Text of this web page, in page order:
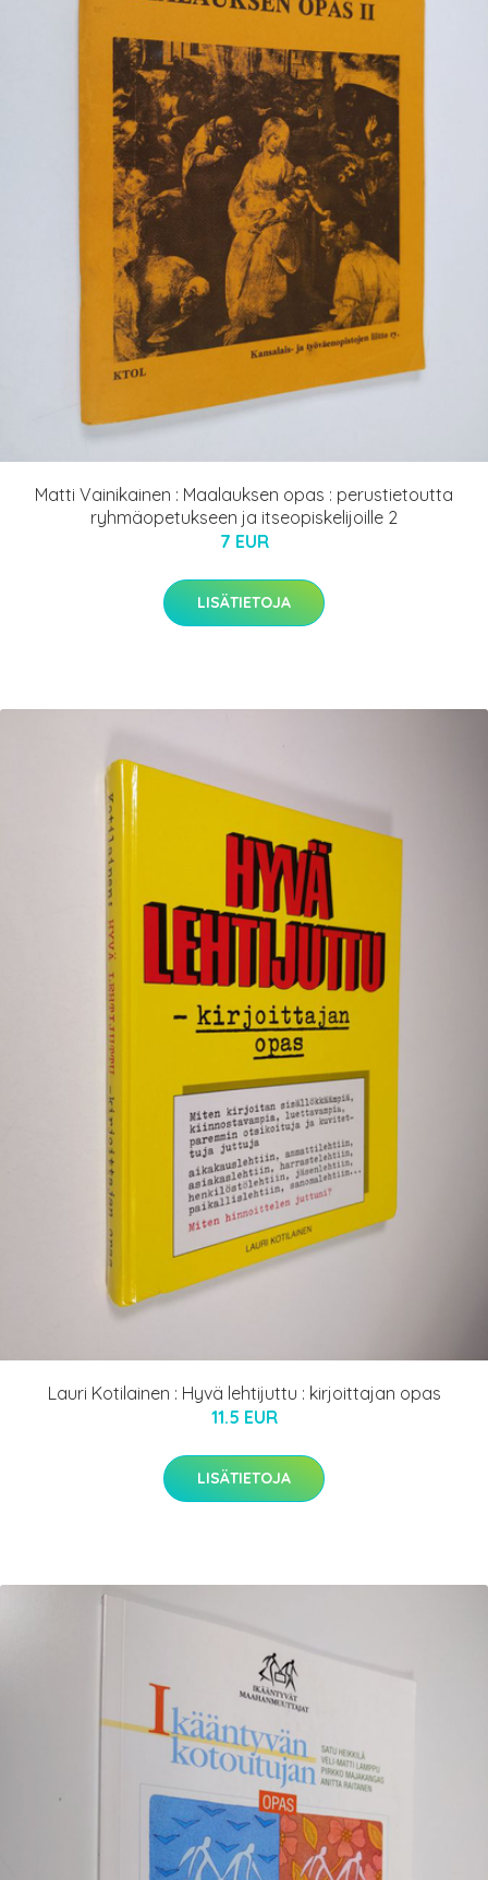
Matti Vainikainen : Maalauksen opas : perustietoutta
ryhmäopetukseen ja itseopiskelijoille 2
7 EUR
LISÄTIETOJA
Lauri Kotilainen : Hyvä lehtijuttu : kirjoittajan opas
11.5 EUR
LISÄTIETOJA